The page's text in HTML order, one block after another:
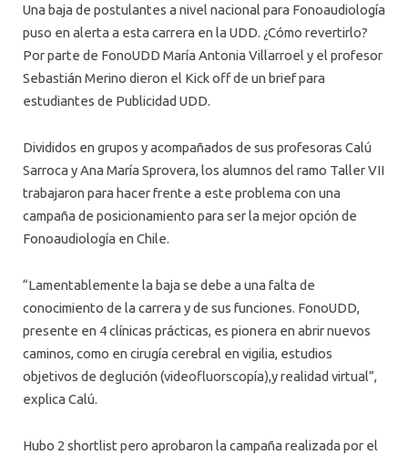
Una baja de postulantes a nivel nacional para Fonoaudiología
puso en alerta a esta carrera en la UDD. ¿Cómo revertirlo?
Por parte de FonoUDD María Antonia Villarroel y el profesor
Sebastián Merino dieron el Kick off de un brief para
estudiantes de Publicidad UDD.
Divididos en grupos y acompañados de sus profesoras Calú
Sarroca y Ana María Sprovera, los alumnos del ramo Taller VII
trabajaron para hacer frente a este problema con una
campaña de posicionamiento para ser la mejor opción de
Fonoaudiología en Chile.
“Lamentablemente la baja se debe a una falta de
conocimiento de la carrera y de sus funciones. FonoUDD,
presente en 4 clínicas prácticas, es pionera en abrir nuevos
caminos, como en cirugía cerebral en vigilia, estudios
objetivos de deglución (videofluorscopía),y realidad virtual”,
explica Calú.
Hubo 2 shortlist pero aprobaron la campaña realizada por el